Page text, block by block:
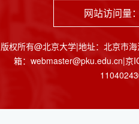
网站访问量：
版权所有@北京大学|地址：北京市
箱：webmaster@pku.edu.cn|京